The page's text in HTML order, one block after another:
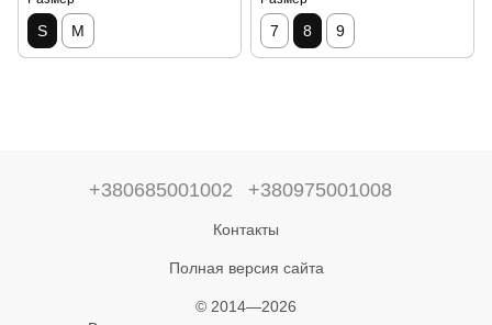
S M 7 8 9
+380685001002 +380975001008
Контакты
Полная версия сайта
© 2014—2026